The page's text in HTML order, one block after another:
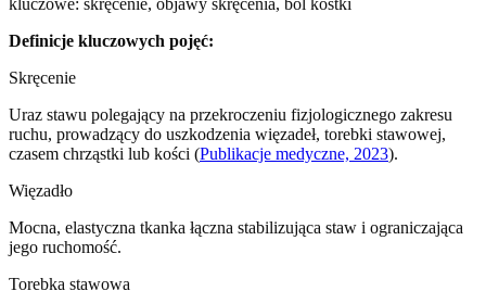
Definicje kluczowych pojęć:
Skręcenie
Uraz stawu polegający na przekroczeniu fizjologicznego zakresu
ruchu, prowadzący do uszkodzenia więzadeł, torebki stawowej,
czasem chrząstki lub kości (Publikacje medyczne, 2023).
Więzadło
Mocna, elastyczna tkanka łączna stabilizująca staw i ograniczająca
jego ruchomość.
Torebka stawowa